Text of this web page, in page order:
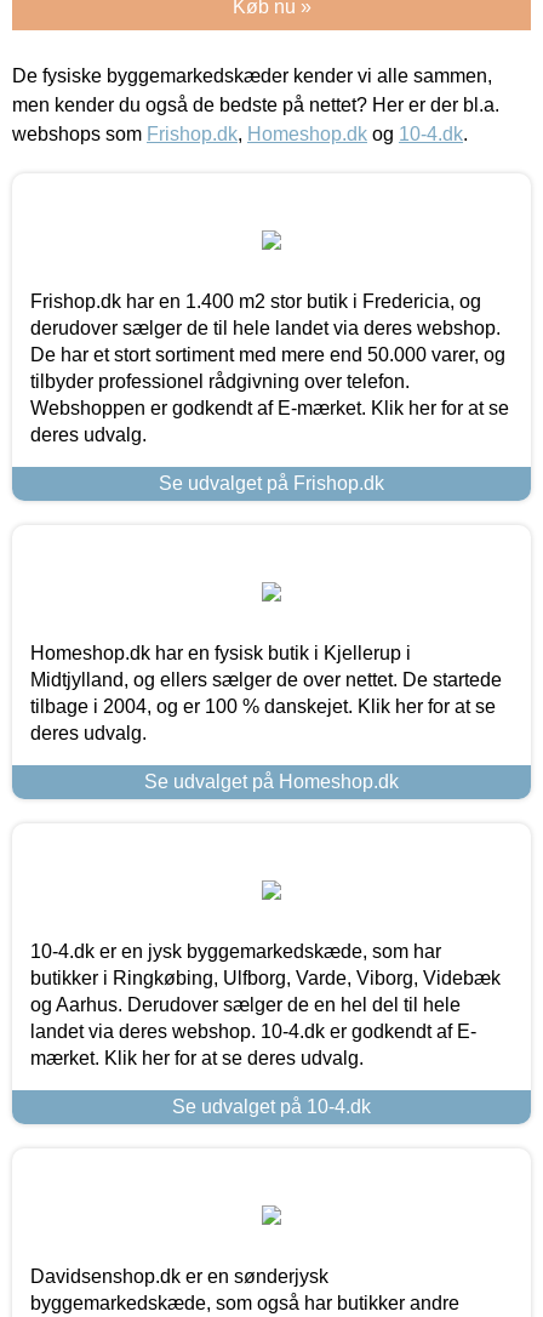
Køb nu »
De fysiske byggemarkedskæder kender vi alle sammen,
men kender du også de bedste på nettet? Her er der bl.a.
webshops som Frishop.dk, Homeshop.dk og 10-4.dk.
Frishop.dk har en 1.400 m2 stor butik i Fredericia, og
derudover sælger de til hele landet via deres webshop.
De har et stort sortiment med mere end 50.000 varer, og
tilbyder professionel rådgivning over telefon.
Webshoppen er godkendt af E-mærket. Klik her for at se
deres udvalg.
Se udvalget på Frishop.dk
Homeshop.dk har en fysisk butik i Kjellerup i
Midtjylland, og ellers sælger de over nettet. De startede
tilbage i 2004, og er 100 % danskejet. Klik her for at se
deres udvalg.
Se udvalget på Homeshop.dk
10-4.dk er en jysk byggemarkedskæde, som har
butikker i Ringkøbing, Ulfborg, Varde, Viborg, Videbæk
og Aarhus. Derudover sælger de en hel del til hele
landet via deres webshop. 10-4.dk er godkendt af E-
mærket. Klik her for at se deres udvalg.
Se udvalget på 10-4.dk
Davidsenshop.dk er en sønderjysk
byggemarkedskæde, som også har butikker andre